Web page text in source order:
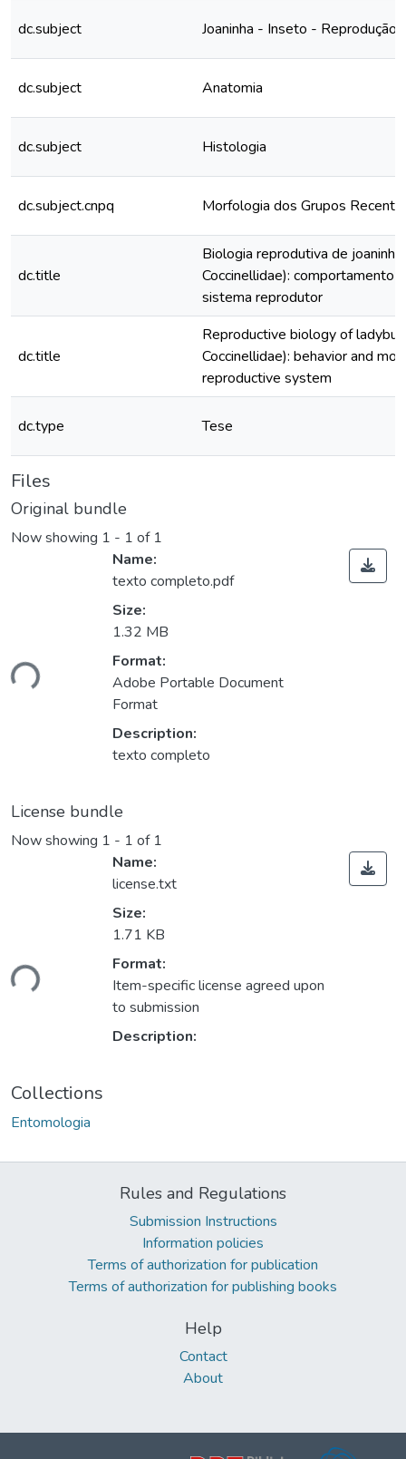
dc.subject Joaninha - Inseto - Reprodução
dc.subject Anatomia
dc.subject Histologia
dc.subject.cnpq Morfologia dos Grupos
dc.title
Biologia reprodutiva de
Coccinellidae): comportamento
sistema reprodutor
dc.title
Reproductive biology of
Coccinellidae): behavior and
reproductive system
dc.type Tese
Files
Original bundle
Now showing 1 - 1 of 1
Loading...
Name:
texto completo.pdf
Size:
1.32 MB
Format:
Adobe Portable Document
Format
Description:
texto completo
License bundle
Now showing 1 - 1 of 1
Loading...
Name:
license.txt
Size:
1.71 KB
Format:
Item-specific license agreed upon
to submission
Description:
Collections
Entomologia
Rules and Regulations
Submission Instructions
Information policies
Terms of authorization for publication
Terms of authorization for publishing books
Help
Contact
About